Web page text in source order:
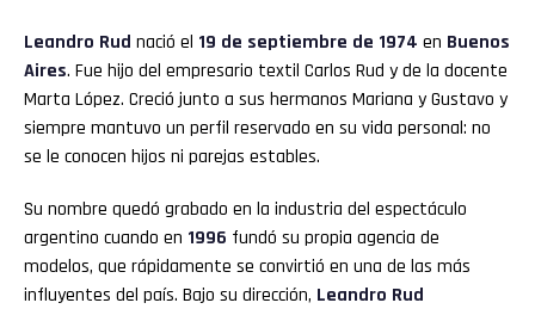
Leandro Rud nació el 19 de septiembre de 1974 en Buenos
Aires. Fue hijo del empresario textil Carlos Rud y de la docente
Marta López. Creció junto a sus hermanos Mariana y Gustavo y
siempre mantuvo un perfil reservado en su vida personal: no
se le conocen hijos ni parejas estables.
Su nombre quedó grabado en la industria del espectáculo
argentino cuando en 1996 fundó su propia agencia de
modelos, que rápidamente se convirtió en una de las más
influyentes del país. Bajo su dirección, Leandro Rud